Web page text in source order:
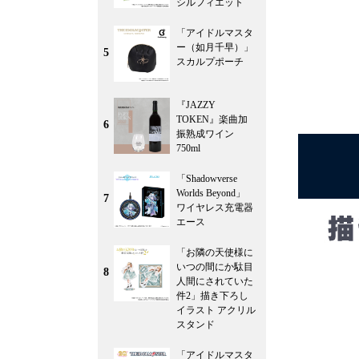
シルフィエット
5
「アイドルマスタ
ー（如月千早）」
スカルプポーチ
6
『JAZZY
TOKEN』楽曲加
振熟成ワイン
750ml
7
「Shadowverse
Worlds Beyond」
ワイヤレス充電器
エース
8
「お隣の天使様に
いつの間にか駄目
人間にされていた
件2」描き下ろし
イラスト アクリル
スタンド
「アイドルマスタ